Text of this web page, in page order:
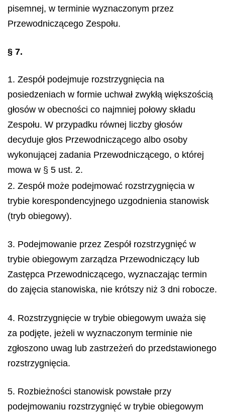
pisemnej, w terminie wyznaczonym przez
Przewodniczącego Zespołu.
§ 7.
1. Zespół podejmuje rozstrzygnięcia na
posiedzeniach w formie uchwał zwykłą większością
głosów w obecności co najmniej połowy składu
Zespołu. W przypadku równej liczby głosów
decyduje głos Przewodniczącego albo osoby
wykonującej zadania Przewodniczącego, o której
mowa w § 5 ust. 2.
2. Zespół może podejmować rozstrzygnięcia w
trybie korespondencyjnego uzgodnienia stanowisk
(tryb obiegowy).
3. Podejmowanie przez Zespół rozstrzygnięć w
trybie obiegowym zarządza Przewodniczący lub
Zastępca Przewodniczącego, wyznaczając termin
do zajęcia stanowiska, nie krótszy niż 3 dni robocze.
4. Rozstrzygnięcie w trybie obiegowym uważa się
za podjęte, jeżeli w wyznaczonym terminie nie
zgłoszono uwag lub zastrzeżeń do przedstawionego
rozstrzygnięcia.
5. Rozbieżności stanowisk powstałe przy
podejmowaniu rozstrzygnięć w trybie obiegowym